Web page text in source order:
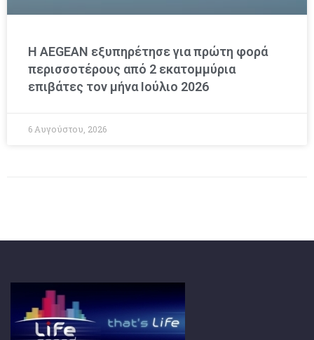
Η AEGEAN εξυπηρέτησε για πρώτη φορά
περισσοτέρους από 2 εκατομμύρια
επιβάτες τον μήνα Ιούλιο 2026
6 Αυγούστου, 2026